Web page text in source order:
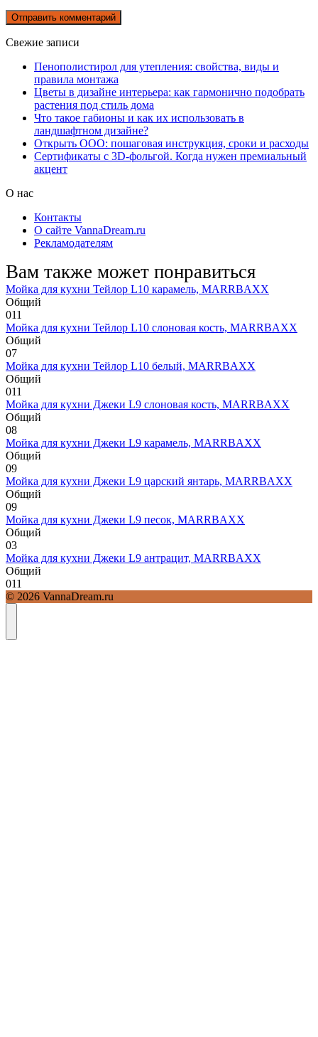
Свежие записи
Пенополистирол для утепления: свойства, виды и
правила монтажа
Цветы в дизайне интерьера: как гармонично подобрать
растения под стиль дома
Что такое габионы и как их использовать в
ландшафтном дизайне?
Открыть ООО: пошаговая инструкция, сроки и расходы
Сертификаты с 3D-фольгой. Когда нужен премиальный
акцент
О нас
Контакты
О сайте VannaDream.ru
Рекламодателям
Вам также может понравиться
Мойка для кухни Тейлор L10 карамель, MARRBAXX
Общий
011
Мойка для кухни Тейлор L10 слоновая кость, MARRBAXX
Общий
07
Мойка для кухни Тейлор L10 белый, MARRBAXX
Общий
011
Мойка для кухни Джеки L9 слоновая кость, MARRBAXX
Общий
08
Мойка для кухни Джеки L9 карамель, MARRBAXX
Общий
09
Мойка для кухни Джеки L9 царский янтарь, MARRBAXX
Общий
09
Мойка для кухни Джеки L9 песок, MARRBAXX
Общий
03
Мойка для кухни Джеки L9 антрацит, MARRBAXX
Общий
011
© 2026 VannaDream.ru